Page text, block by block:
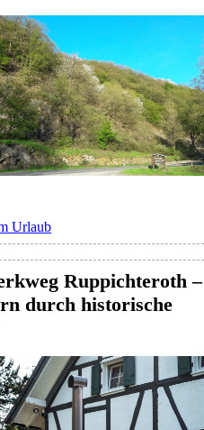
Urlaub
Ruppichteroth –
durch historische